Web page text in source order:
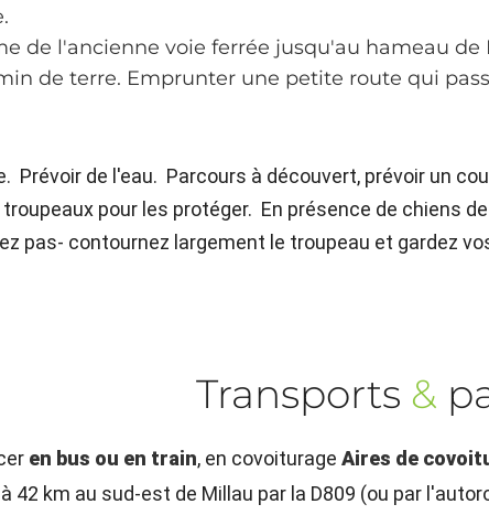
de l'ancienne voie ferrée jusqu'au hameau de
de terre. Emprunter une petite route qui
Prévoir de l'eau. Parcours à découvert, prévoir un
pour les protéger. En présence de chiens
pas- contournez largement le troupeau et gardez
Transports &
en bus ou en train, en covoiturage Aires de
42 km au sud-est de Millau par la D809 (ou par